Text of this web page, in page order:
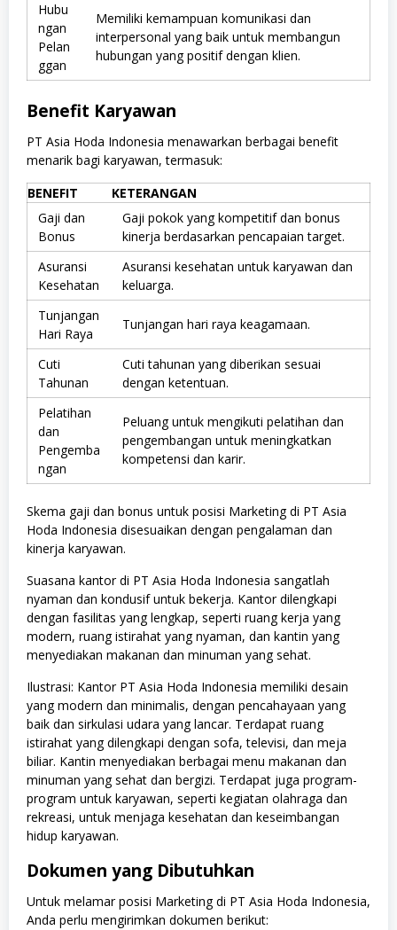
Hubu
ngan
Pelan
ggan
Memiliki kemampuan komunikasi dan
interpersonal yang baik untuk membangun
hubungan yang positif dengan klien.
Benefit Karyawan
PT Asia Hoda Indonesia menawarkan berbagai benefit
menarik bagi karyawan, termasuk:
BENEFIT
KETERANGAN
Gaji dan
Bonus
Gaji pokok yang kompetitif dan bonus
kinerja berdasarkan pencapaian target.
Asuransi
Kesehatan
Asuransi kesehatan untuk karyawan dan
keluarga.
Tunjangan
Hari Raya
Tunjangan hari raya keagamaan.
Cuti
Tahunan
Cuti tahunan yang diberikan sesuai
dengan ketentuan.
Pelatihan
dan
Pengemba
ngan
Peluang untuk mengikuti pelatihan dan
pengembangan untuk meningkatkan
kompetensi dan karir.
Skema gaji dan bonus untuk posisi Marketing di PT Asia
Hoda Indonesia disesuaikan dengan pengalaman dan
kinerja karyawan.
Suasana kantor di PT Asia Hoda Indonesia sangatlah
nyaman dan kondusif untuk bekerja. Kantor dilengkapi
dengan fasilitas yang lengkap, seperti ruang kerja yang
modern, ruang istirahat yang nyaman, dan kantin yang
menyediakan makanan dan minuman yang sehat.
Ilustrasi: Kantor PT Asia Hoda Indonesia memiliki desain
yang modern dan minimalis, dengan pencahayaan yang
baik dan sirkulasi udara yang lancar. Terdapat ruang
istirahat yang dilengkapi dengan sofa, televisi, dan meja
biliar. Kantin menyediakan berbagai menu makanan dan
minuman yang sehat dan bergizi. Terdapat juga program-
program untuk karyawan, seperti kegiatan olahraga dan
rekreasi, untuk menjaga kesehatan dan keseimbangan
hidup karyawan.
Dokumen yang Dibutuhkan
Untuk melamar posisi Marketing di PT Asia Hoda Indonesia,
Anda perlu mengirimkan dokumen berikut: